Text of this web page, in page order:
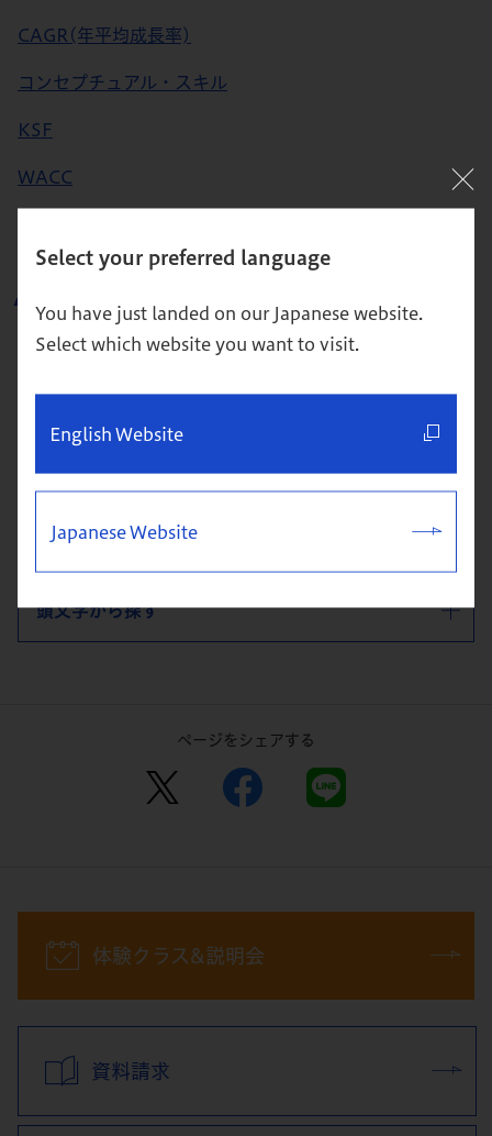
Select your preferred language
You have just landed on our Japanese website.
Select which website you want to visit.
English Website
Japanese Website
用語集検索
キーワードから探す
頭文字から探す
CAGR(年平均成長率)
コンセプチュアル・スキル
KSF
WACC
ページをシェアする
体験クラス&説明会
資料請求